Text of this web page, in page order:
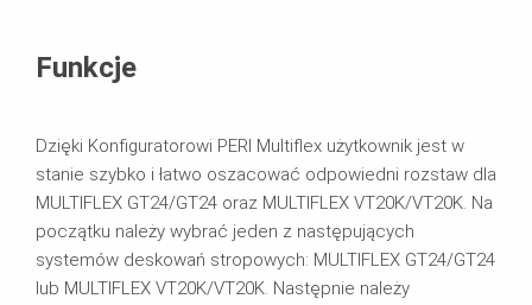
Funkcje
Dzięki Konfiguratorowi PERI Multiflex użytkownik jest w
stanie szybko i łatwo oszacować odpowiedni rozstaw dla
MULTIFLEX GT24/GT24 oraz MULTIFLEX VT20K/VT20K. Na
początku należy wybrać jeden z następujących
systemów deskowań stropowych: MULTIFLEX GT24/GT24
lub MULTIFLEX VT20K/VT20K. Następnie należy